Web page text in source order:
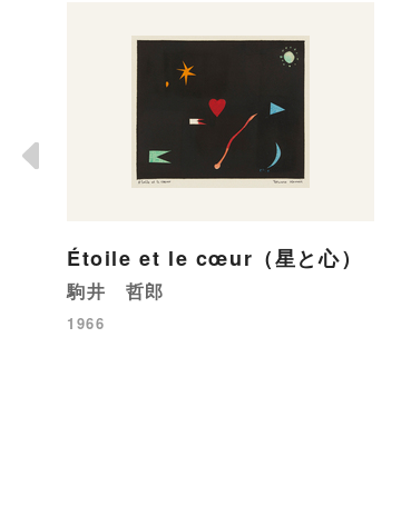
Étoile et le cœur（星と心）
駒井 哲郎
1966